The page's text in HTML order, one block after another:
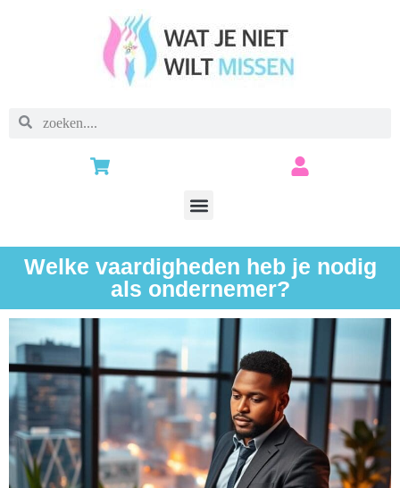
Welke vaardigheden heb je nodig
als ondernemer?